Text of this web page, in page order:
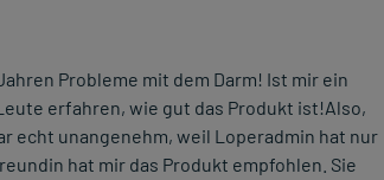
Probleme mit dem Darm! Ist mir ein
erfahren, wie gut das Produkt ist!Also,
echt unangenehm, weil Loperadmin hat nur
hat mir das Produkt empfohlen. Sie